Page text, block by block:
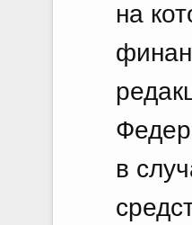
на
в